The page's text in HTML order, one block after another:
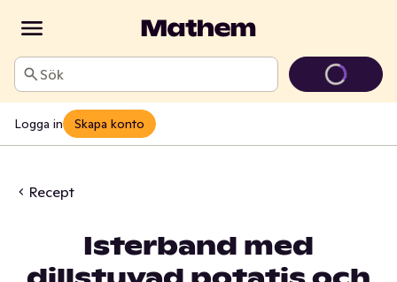
Sök
Logga in Skapa konto
Recept
Isterband med